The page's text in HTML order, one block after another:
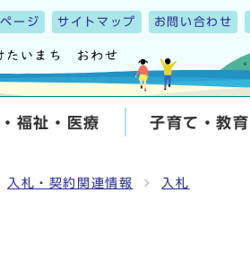
ージ サイトマップ お問い合わせ
福祉・医療 子育て・教育
入札・契約関連情報 入札